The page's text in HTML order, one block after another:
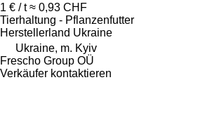
1 € / t ≈ 0,93 CHF
Tierhaltung - Pflanzenfutter
Herstellerland Ukraine
Ukraine, m. Kyiv
Frescho Group OÜ
Verkäufer kontaktieren